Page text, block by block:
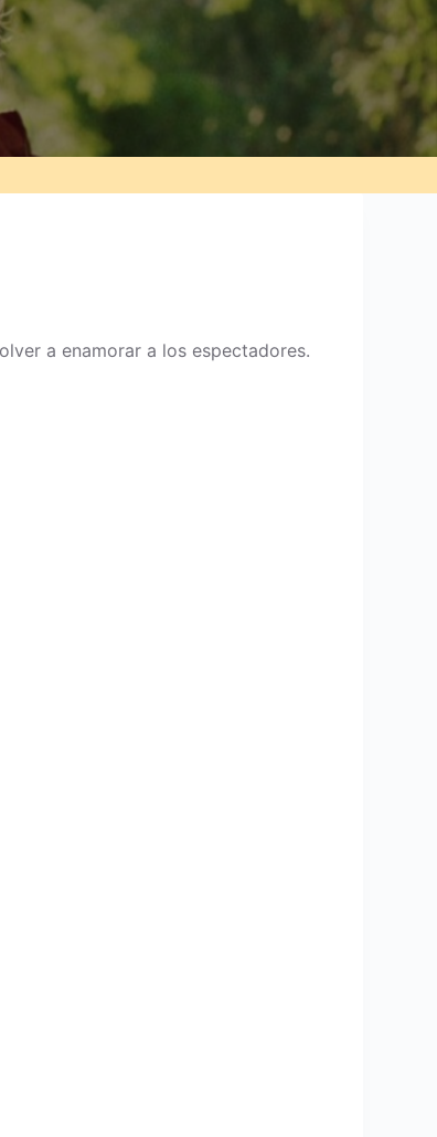
a enamorar a los espectadores.